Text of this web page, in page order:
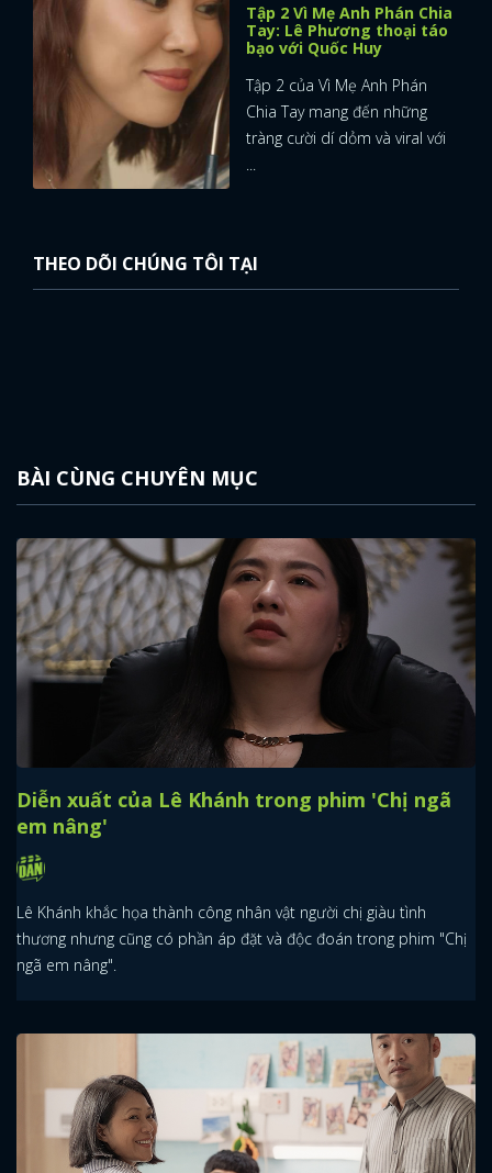
Tập 2 Vì Mẹ Anh Phán Chia
Tay: Lê Phương thoại táo
bạo với Quốc Huy
Tập 2 của Vì Mẹ Anh Phán
Chia Tay mang đến những
tràng cười dí dỏm và viral với
THEO DÕI CHÚNG TÔI TẠI
BÀI CÙNG CHUYÊN MỤC
Diễn xuất của Lê Khánh trong phim 'Chị ngã
em nâng'
Lê Khánh khắc họa thành công nhân vật người chị giàu tình
thương nhưng cũng có phần áp đặt và độc đoán trong phim "Chị
ngã em nâng".